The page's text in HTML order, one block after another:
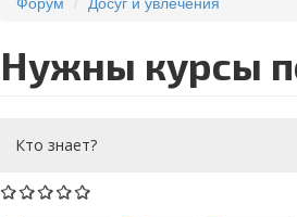
Нужны курсы
Кто знает?